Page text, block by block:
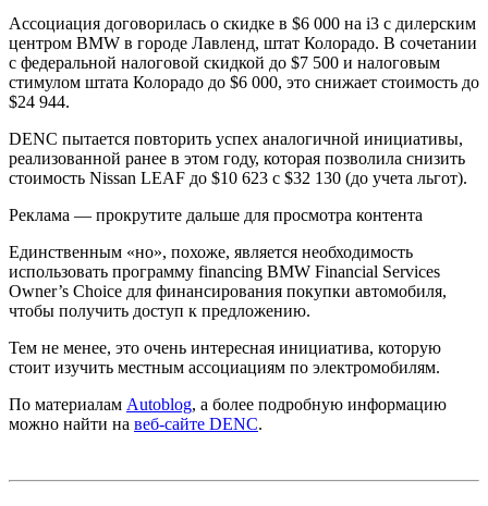
Ассоциация договорилась о скидке в $6 000 на i3 с дилерским
центром BMW в городе Лавленд, штат Колорадо. В сочетании
с федеральной налоговой скидкой до $7 500 и налоговым
стимулом штата Колорадо до $6 000, это снижает стоимость до
$24 944.
DENC пытается повторить успех аналогичной инициативы,
реализованной ранее в этом году, которая позволила снизить
стоимость Nissan LEAF до $10 623 с $32 130 (до учета льгот).
Реклама — прокрутите дальше для просмотра контента
Единственным «но», похоже, является необходимость
использовать программу financing BMW Financial Services
Owner’s Choice для финансирования покупки автомобиля,
чтобы получить доступ к предложению.
Тем не менее, это очень интересная инициатива, которую
стоит изучить местным ассоциациям по электромобилям.
По материалам Autoblog, а более подробную информацию
можно найти на веб-сайте DENC.